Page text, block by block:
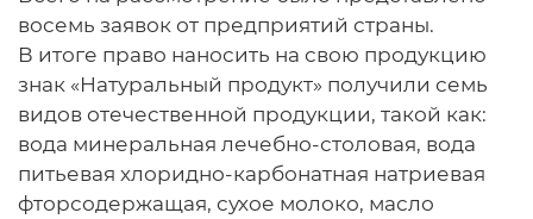
восемь заявок от предприятий страны.
В итоге право наносить на свою продукцию
знак «Натуральный продукт» получили семь
видов отечественной продукции, такой как:
вода минеральная лечебно-столовая, вода
питьевая хлоридно-карбонатная натриевая
фторсодержащая, сухое молоко, масло